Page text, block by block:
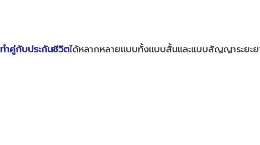
ทำคู่กับประกันชีวิตได้หลากหลายแบบทั้งแบบสั้นและแบบสัญญาระยะย